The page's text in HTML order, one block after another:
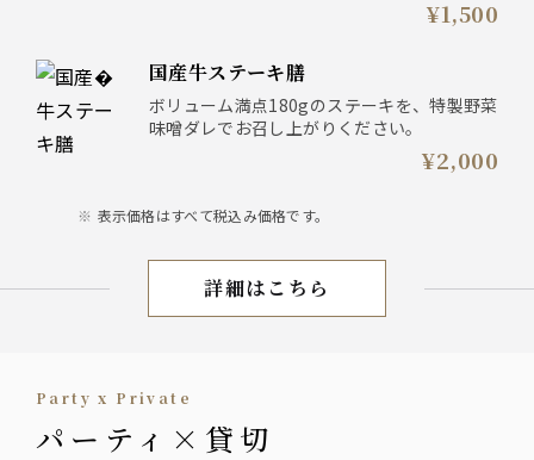
ーです。
※お出汁には”鰹出汁”を使用しております。
¥1,500
国産牛ステーキ膳
ボリューム満点180gのステーキを、特製野菜
味噌ダレでお召し上がりください。
¥2,000
表示価格はすべて税込み価格です。
ランチ
詳細はこちら
Party x Private
パーティ×貸切